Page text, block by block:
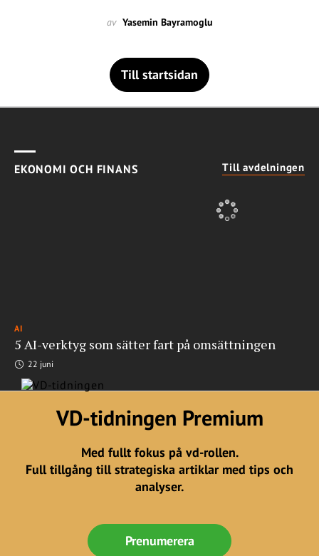
av Yasemin Bayramoglu
Till startsidan
EKONOMI OCH FINANS Till avdelningen
AI
5 AI-verktyg som sätter fart på omsättningen
22 juni
VD-tidningen Premium
Med fullt fokus på vd-rollen.
Full tillgång till strategiska artiklar med tips och
analyser.
Prenumerera